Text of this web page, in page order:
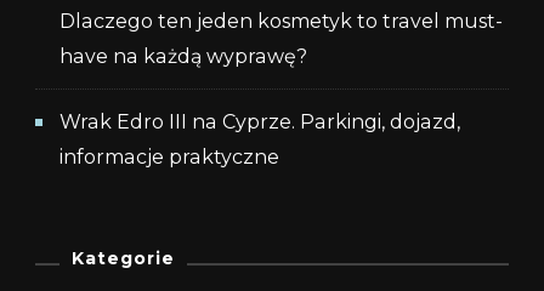
Dlaczego ten jeden kosmetyk to travel must-
have na każdą wyprawę?
Wrak Edro III na Cyprze. Parkingi, dojazd,
informacje praktyczne
Kategorie